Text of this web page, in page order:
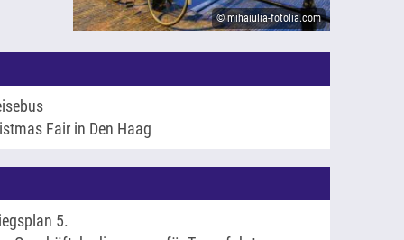
© mihaiulia-fotolia.com
Fair in Den Haag
5.